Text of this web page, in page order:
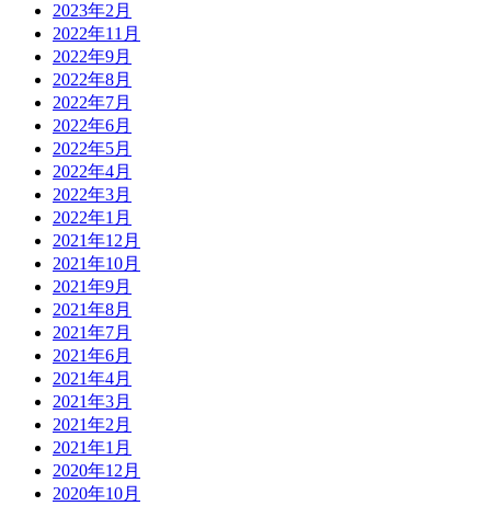
2023年2月
2022年11月
2022年9月
2022年8月
2022年7月
2022年6月
2022年5月
2022年4月
2022年3月
2022年1月
2021年12月
2021年10月
2021年9月
2021年8月
2021年7月
2021年6月
2021年4月
2021年3月
2021年2月
2021年1月
2020年12月
2020年10月